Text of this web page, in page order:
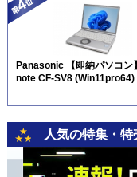
Panasonic 【即納パソコン
note CF-SV8 (Win11pro64)
人気の特集・特